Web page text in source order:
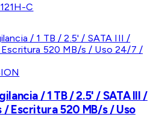
C
/ 1 TB / 2.5' / SATA III /
Escritura 520 MB/s / Uso